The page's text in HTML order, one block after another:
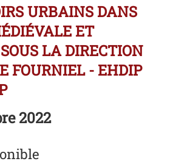
URBAINS DANS
ET
LA DIRECTION
FOURNIEL - EHDIP
2022